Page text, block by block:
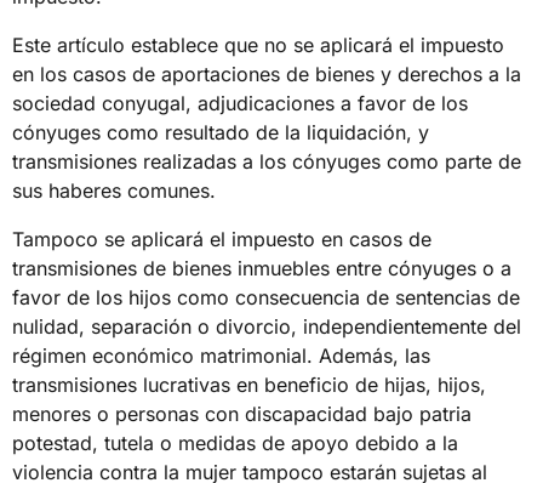
Este artículo establece que no se aplicará el impuesto
en los casos de aportaciones de bienes y derechos a la
sociedad conyugal, adjudicaciones a favor de los
cónyuges como resultado de la liquidación, y
transmisiones realizadas a los cónyuges como parte de
sus haberes comunes.
Tampoco se aplicará el impuesto en casos de
transmisiones de bienes inmuebles entre cónyuges o a
favor de los hijos como consecuencia de sentencias de
nulidad, separación o divorcio, independientemente del
régimen económico matrimonial. Además, las
transmisiones lucrativas en beneficio de hijas, hijos,
menores o personas con discapacidad bajo patria
potestad, tutela o medidas de apoyo debido a la
violencia contra la mujer tampoco estarán sujetas al